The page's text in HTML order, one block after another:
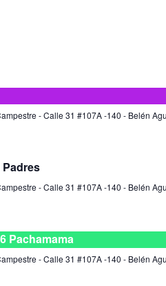
- Calle 31 #107A -140 - Belén
- Calle 31 #107A -140 - Belén
Pachamama
- Calle 31 #107A -140 - Belén